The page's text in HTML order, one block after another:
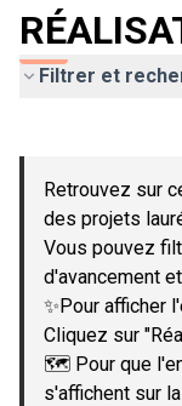
Filtrer et
−
Retrouvez sur
des projets
Vous pouvez
d'avancement
✨Pour afficher
Cliquez sur
🗺️ Pour que
s'affichent sur